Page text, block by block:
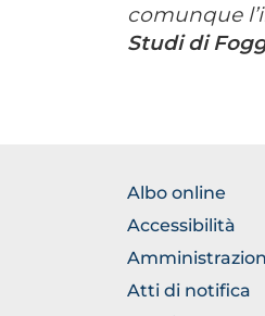
comunque
Studi di
FOOTER
NORMATIVA
Albo online
Accessibilità
Atti di notifica